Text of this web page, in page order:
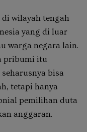
di wilayah tengah
yang di luar
warga negara lain.
pribumi itu
bisa
tetapi hanya
pemilihan duta
anggaran.